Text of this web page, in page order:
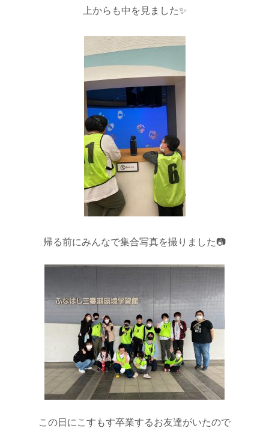
上からも中を見ました✨
帰る前にみんなで集合写真を撮りました📷
この日にこすもす卒業するお友達がいたので